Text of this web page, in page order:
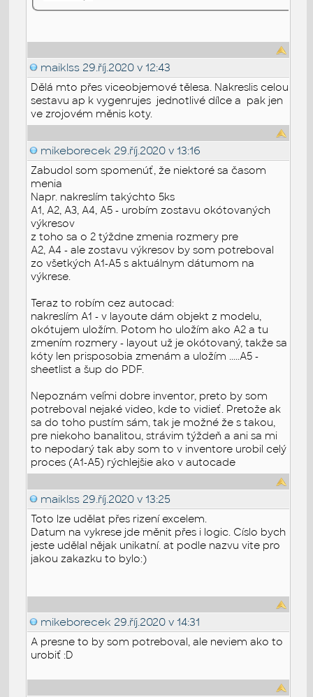
maiklss 29.říj.2020 v 12:43
Dělá mto přes viceobjemové tělesa. Nakreslis celou
sestavu ap k vygenrujes jednotlivé dílce a pak jen
ve zrojovém měnis koty.
mikeborecek 29.říj.2020 v 13:16
Zabudol som spomenúť, že niektoré sa časom
menia
Napr. nakreslím takýchto 5ks
A1, A2, A3, A4, A5 - urobím zostavu okótovaných
výkresov
z toho sa o 2 týždne zmenia rozmery pre
A2, A4 - ale zostavu výkresov by som potreboval
zo všetkých A1-A5 s aktuálnym dátumom na
výkrese.
Teraz to robím cez autocad:
nakreslím A1 - v layoute dám objekt z modelu,
okótujem uložím. Potom ho uložím ako A2 a tu
zmením rozmery - layout už je okótovaný, takže sa
kóty len prisposobia zmenám a uložím .....A5 -
sheetlist a šup do PDF.
Nepoznám veľmi dobre inventor, preto by som
potreboval nejaké video, kde to vidieť. Pretože ak
sa do toho pustím sám, tak je možné že s takou,
pre niekoho banalitou, strávim týždeň a ani sa mi
to nepodarý tak aby som to v inventore urobil celý
proces (A1-A5) rýchlejšie ako v autocade
maiklss 29.říj.2020 v 13:25
Toto lze udělat přes rizení excelem.
Datum na vykrese jde měnit přes i logic. Císlo bych
jeste udělal nějak unikatní. at podle nazvu vite pro
jakou zakazku to bylo:)
mikeborecek 29.říj.2020 v 14:31
A presne to by som potreboval, ale neviem ako to
urobiť :D